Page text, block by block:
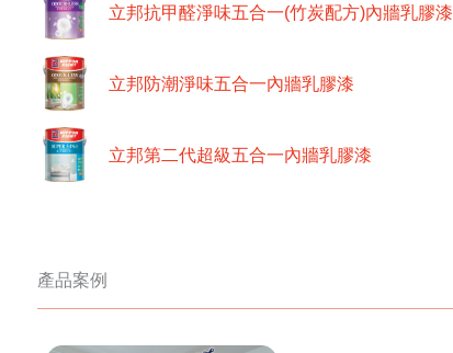
立邦抗甲醛淨味五合一(竹炭配方)內牆乳膠漆
立邦防潮淨味五合一內牆乳膠漆
立邦第二代超級五合一內牆乳膠漆
產品案例